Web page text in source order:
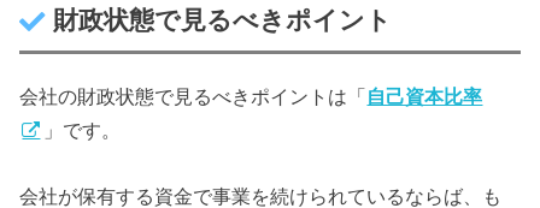
財政状態で見るべきポイント
会社の財政状態で見るべきポイントは「自己資本比率
」です。
会社が保有する資金で事業を続けられているならば、も